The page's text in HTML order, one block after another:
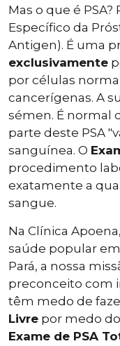
Mas o que é PSA?
Específico da
Antigen). É uma
exclusivamente
por células
cancerígenas. A
sémen. É normal
parte deste PSA
sanguínea. O
procedimento
exatamente a
sangue.
Na Clínica
saúde popular
Pará, a nossa
preconceito com
têm medo de
Livre por medo
Exame de PSA